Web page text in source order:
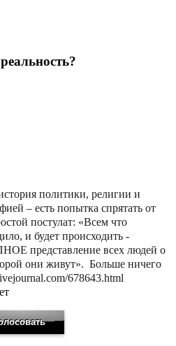
политики, религии и
– есть попытка спрятать от
постулат: «Всем что
и будет происходить -
представление всех людей о
они живут». Больше ничего
678643.html